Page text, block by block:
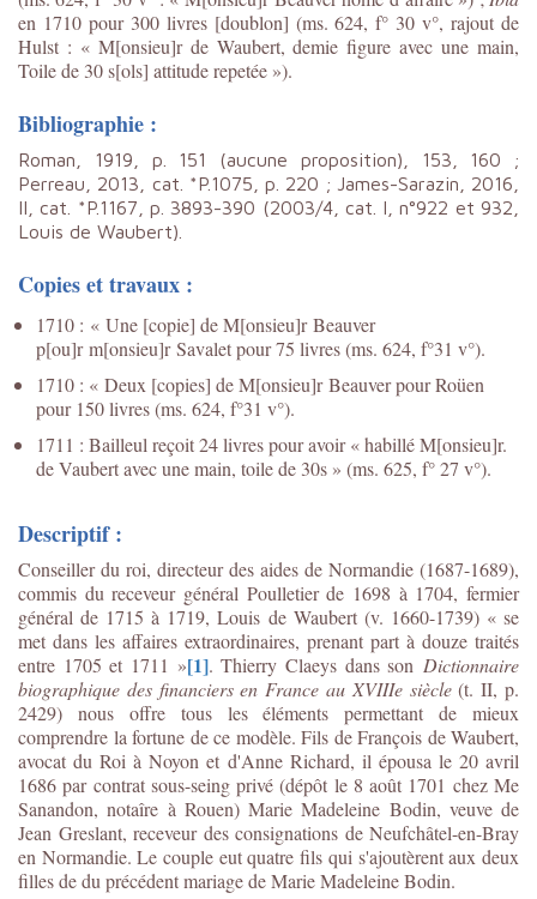
en 1710 pour 300 livres [doublon] (ms. 624, f° 30 v°, rajout de
Hulst : « M[onsieu]r de Waubert, demie figure avec une main,
Toile de 30 s[ols] attitude repetée »).
Bibliographie :
Roman, 1919, p. 151 (aucune proposition), 153, 160 ;
Perreau, 2013, cat. *P.1075, p. 220 ; James-Sarazin, 2016,
II, cat. *P.1167, p. 3893-390 (2003/4, cat. I, n°922 et 932,
Louis de Waubert).
Copies et travaux :
1710 : « Une [copie] de M[onsieu]r Beauver
p[ou]r m[onsieu]r Savalet pour 75 livres (ms. 624, f°31 v°).
1710 : « Deux [copies] de M[onsieu]r Beauver pour Roüen
pour 150 livres (ms. 624, f°31 v°).
1711 : Bailleul reçoit 24 livres pour avoir « habillé M[onsieu]r.
de Vaubert avec une main, toile de 30s » (ms. 625, f° 27 v°).
Descriptif :
Conseiller du roi, directeur des aides de Normandie (1687-1689),
commis du receveur général Poulletier de 1698 à 1704, fermier
général de 1715 à 1719, Louis de Waubert (v. 1660-1739) « se
met dans les affaires extraordinaires, prenant part à douze traités
entre 1705 et 1711 »[1]. Thierry Claeys dans son Dictionnaire
biographique des financiers en France au XVIIIe siècle(t. II, p.
2429) nous offre tous les éléments permettant de mieux
comprendre la fortune de ce modèle. Fils de François de Waubert,
avocat du Roi à Noyon et d'Anne Richard, il épousa le 20 avril
1686 par contrat sous-seing privé (dépôt le 8 août 1701 chez Me
Sanandon, notaîre à Rouen) Marie Madeleine Bodin, veuve de
Jean Greslant, receveur des consignations de Neufchâtel-en-Bray
en Normandie. Le couple eut quatre fils qui s'ajoutèrent aux deux
filles de du précédent mariage de Marie Madeleine Bodin.